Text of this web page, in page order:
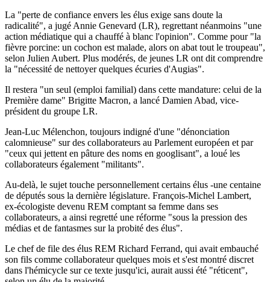
La "perte de confiance envers les élus exige sans doute la
radicalité", a jugé Annie Genevard (LR), regrettant néanmoins "une
action médiatique qui a chauffé à blanc l'opinion". Comme pour "la
fièvre porcine: un cochon est malade, alors on abat tout le troupeau",
selon Julien Aubert. Plus modérés, de jeunes LR ont dit comprendre
la "nécessité de nettoyer quelques écuries d'Augias".
Il restera "un seul (emploi familial) dans cette mandature: celui de la
Première dame" Brigitte Macron, a lancé Damien Abad, vice-
président du groupe LR.
Jean-Luc Mélenchon, toujours indigné d'une "dénonciation
calomnieuse" sur des collaborateurs au Parlement européen et par
"ceux qui jettent en pâture des noms en googlisant", a loué les
collaborateurs également "militants".
Au-delà, le sujet touche personnellement certains élus -une centaine
de députés sous la dernière législature. François-Michel Lambert,
ex-écologiste devenu REM comptant sa femme dans ses
collaborateurs, a ainsi regretté une réforme "sous la pression des
médias et de fantasmes sur la probité des élus".
Le chef de file des élus REM Richard Ferrand, qui avait embauché
son fils comme collaborateur quelques mois et s'est montré discret
dans l'hémicycle sur ce texte jusqu'ici, aurait aussi été "réticent",